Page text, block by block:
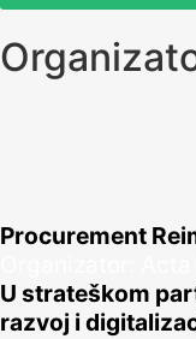
Procurement
U strateškom
razvoj i